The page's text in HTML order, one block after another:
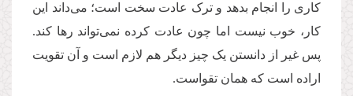
کاری را انجام بدهد و ترک عادت سخت است؛ می‌داند این
کار، خوب نیست اما چون عادت کرده نمی‌تواند رها کند.
پس غیر از دانستن یک چیز دیگر هم لازم است و آن تقویت
اراده است که همان تقواست.